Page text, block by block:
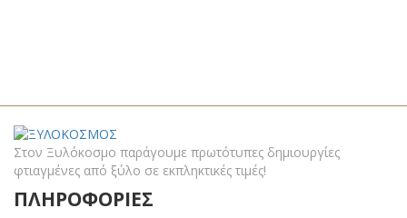
Στον Ξυλόκοσμο παράγουμε πρωτότυπες δημιουργίες
φτιαγμένες από ξύλο σε εκπληκτικές τιμές!
ΠΛΗΡΟΦΟΡΙΕΣ